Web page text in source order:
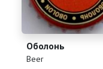
Оболонь
(Beer)